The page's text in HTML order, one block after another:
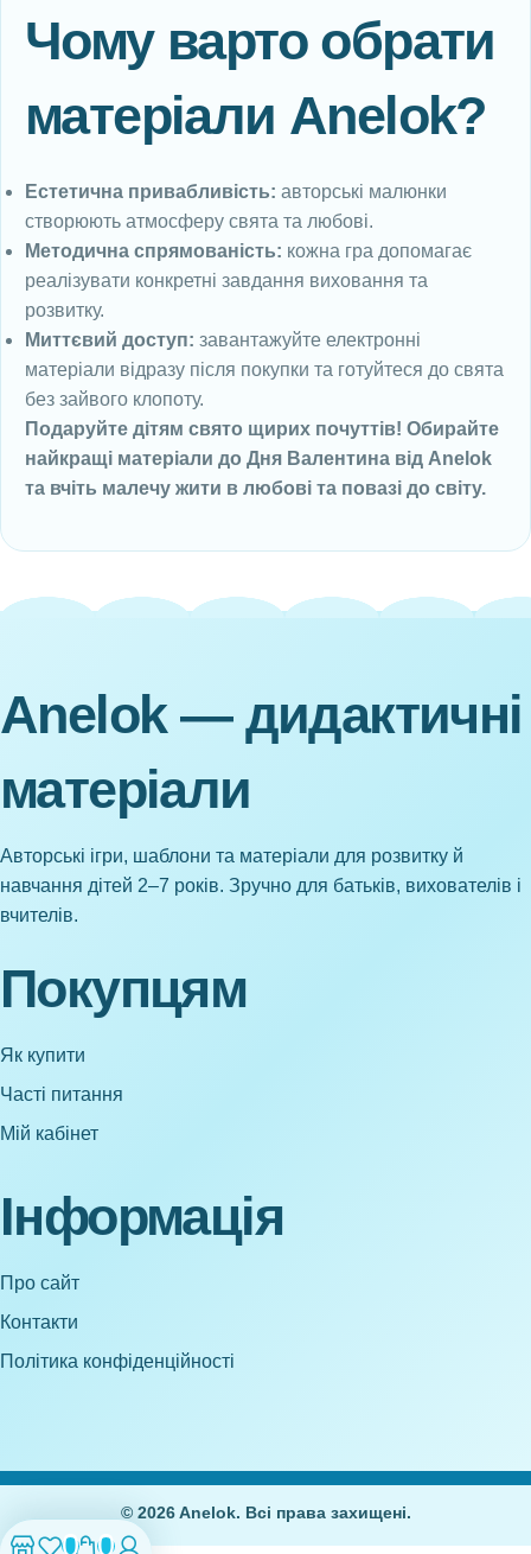
Чому варто обрати
матеріали Anelok?
Естетична привабливість: авторські малюнки
створюють атмосферу свята та любові.
Методична спрямованість: кожна гра допомагає
реалізувати конкретні завдання виховання та
розвитку.
Миттєвий доступ: завантажуйте електронні
матеріали відразу після покупки та готуйтеся до свята
без зайвого клопоту.
Подаруйте дітям свято щирих почуттів! Обирайте
найкращі матеріали до Дня Валентина від Anelok
та вчіть малечу жити в любові та повазі до світу.
Anelok — дидактичні
матеріали
Авторські ігри, шаблони та матеріали для розвитку й
навчання дітей 2–7 років. Зручно для батьків, вихователів і
вчителів.
Покупцям
Як купити
Часті питання
Мій кабінет
Інформація
Про сайт
Контакти
Політика конфіденційності
0 0
© 2026 Anelok. Всі права захищені.